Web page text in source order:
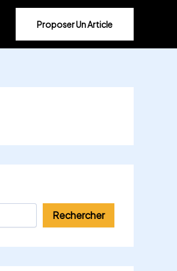
Proposer Un Article
Rechercher